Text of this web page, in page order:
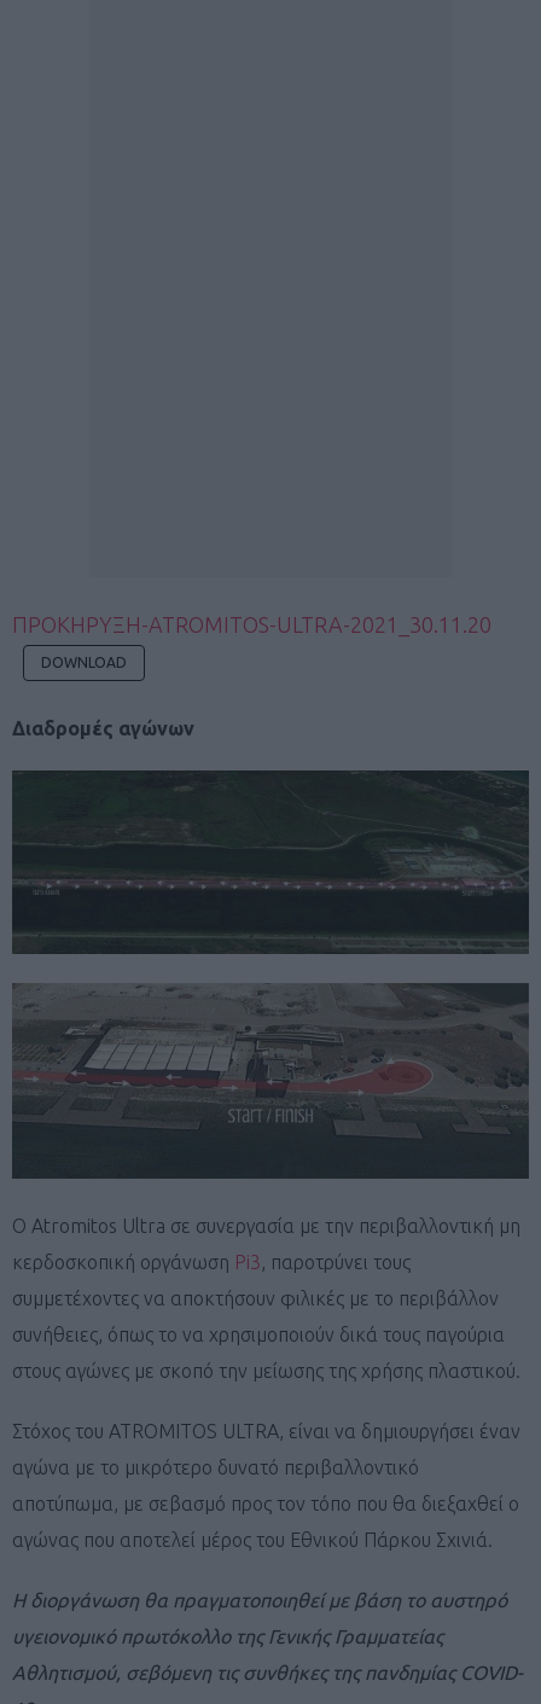
ΠΡΟΚΗΡΥΞΗ-ATROMITOS-ULTRA-2021_30.11.20
DOWNLOAD
Διαδρομές αγώνων
Ο Atromitos Ultra σε συνεργασία με την περιβαλλοντική μη
κερδοσκοπική οργάνωση Pi3, παροτρύνει τους
συμμετέχοντες να αποκτήσουν φιλικές με το περιβάλλον
συνήθειες, όπως το να χρησιμοποιούν δικά τους παγούρια
στους αγώνες με σκοπό την μείωσης της χρήσης πλαστικού.
Στόχος του ATROMITOS ULTRA, είναι να δημιουργήσει έναν
αγώνα με το μικρότερο δυνατό περιβαλλοντικό
αποτύπωμα, με σεβασμό προς τον τόπο που θα διεξαχθεί ο
αγώνας που αποτελεί μέρος του Εθνικού Πάρκου Σχινιά.
Hδιοργάνωση θα πραγματοποιηθεί με βάση το αυστηρό
υγειονομικό πρωτόκολλο της Γενικής Γραμματείας
Αθλητισμού, σεβόμενη τις συνθήκες της πανδημίας COVID-